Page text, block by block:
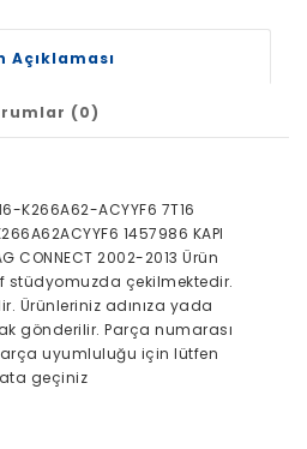
Açıklaması
(0)
K266A62-ACYYF6 7T16
1457986 KAPI
CONNECT 2002-2013 Ürün
stüdyomuzda çekilmektedir.
Ürünleriniz adınıza yada
gönderilir. Parça numarası
uyumluluğu için lütfen
geçiniz